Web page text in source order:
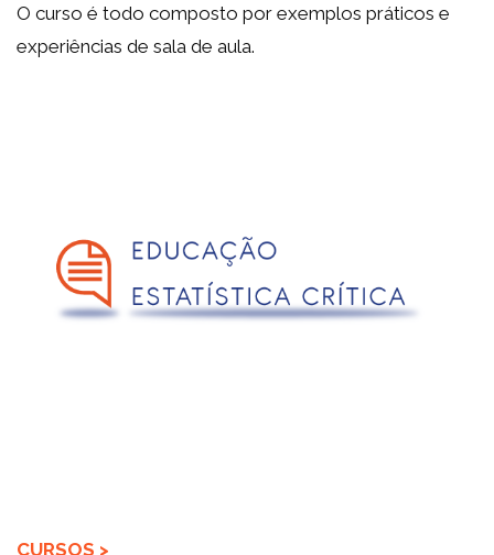
O curso é todo composto por exemplos práticos e
experiências de sala de aula.
CURSOS >